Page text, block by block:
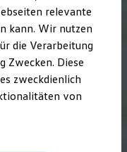
Gewerbekunden
relevante
kann. Wir nutzen
die Verarbeitung
Zwecken. Diese
zweckdienlich
von